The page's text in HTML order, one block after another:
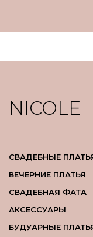
NICOLE
СВАДЕБНЫЕ
ВЕЧЕРНИЕ ПЛАТЬЯ
СВАДЕБНАЯ ФАТА
АКСЕССУАРЫ
БУДУАРНЫЕ